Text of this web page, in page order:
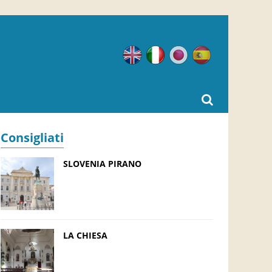
IngleseItalianoGiapponese
Consigliati
SLOVENIA PIRANO
LA CHIESA